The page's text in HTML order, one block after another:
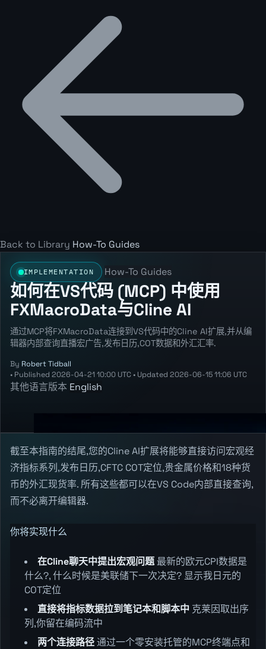
Back to Library How-To Guides
IMPLEMENTATION How-To Guides
如何在VS代码 (MCP) 中使用
FXMacroData与Cline AI
通过MCP将FXMacroData连接到VS代码中的Cline AI扩展,并从编
辑器内部查询直播宏广告,发布日历,COT数据和外汇汇率.
By Robert Tidball
• Published 2026-04-21 10:00 UTC • Updated 2026-06-15 11:06 UTC
其他语言版本 English
截至本指南的结尾,您的Cline AI扩展将能够直接访问宏观经
济指标系列,发布日历,CFTC COT定位,贵金属价格和18种货
币的外汇现货率. 所有这些都可以在VS Code内部直接查询,
而不必离开编辑器.
你将实现什么
在Cline聊天中提出宏观问题最新的欧元CPI数据是
什么?, 什么时候是美联储下一次决定? 显示我日元的
COT定位
直接将指标数据拉到笔记本和脚本中 克莱因取出序
列,你留在编码流中
两个连接路径通过一个零安装托管的MCP终端点和